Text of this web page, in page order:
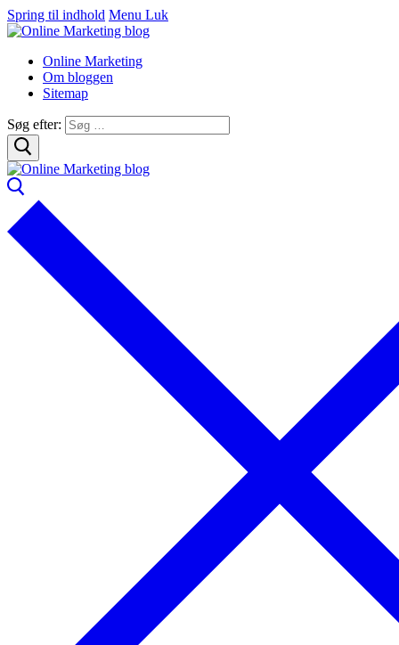
Spring til indhold Menu Luk
Online Marketing
Om bloggen
Sitemap
Søg efter: